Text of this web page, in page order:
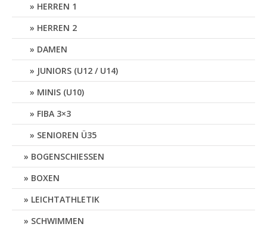
HERREN 1
HERREN 2
DAMEN
JUNIORS (U12 / U14)
MINIS (U10)
FIBA 3×3
SENIOREN Ü35
BOGENSCHIESSEN
BOXEN
LEICHTATHLETIK
SCHWIMMEN